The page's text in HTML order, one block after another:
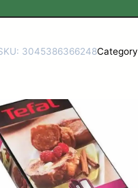
3045386366248